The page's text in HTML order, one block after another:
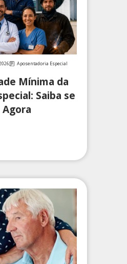
Aposentadoria Especial
Mínima da
Saiba se